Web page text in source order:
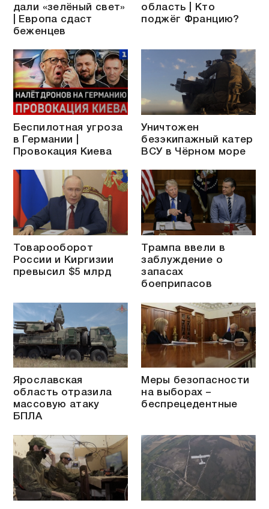
дали «зелёный свет»
| Европа сдаст
беженцев
область | Кто
поджёг Францию?
Беспилотная угроза
в Германии |
Провокация Киева
Уничтожен
безэкипажный катер
ВСУ в Чёрном море
Товарооборот
России и Киргизии
превысил $5 млрд
Трампа ввели в
заблуждение о
запасах
боеприпасов
Ярославская
область отразила
массовую атаку
БПЛА
Меры безопасности
на выборах –
беспрецедентные